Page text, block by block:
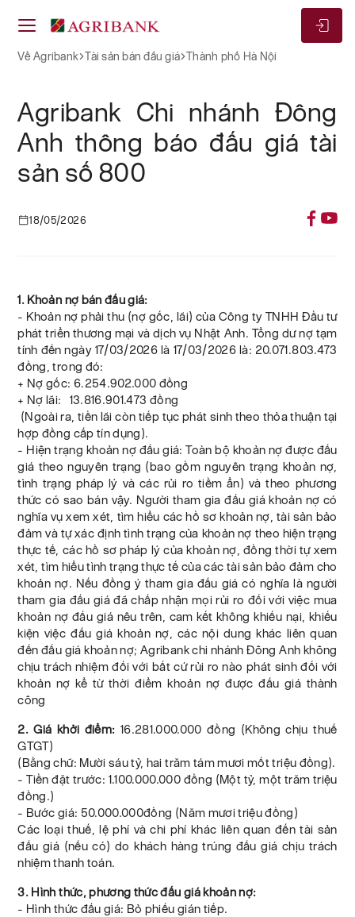
Về Agribank Tài sản bán đấu giá Thành phố Hà Nội
Agribank Chi nhánh Đông
Anh thông báo đấu giá tài
sản số 800
18/05/2026
1. Khoản nợ bán đấu giá:
- Khoản nợ phải thu (nợ gốc, lãi) của Công ty TNHH Đầu tư
phát triển thương mại và dịch vụ Nhật Anh. Tổng dư nợ tạm
tính đến ngày 17/03/2026 là 17/03/2026 là: 20.071.803.473
đồng, trong đó:
+ Nợ gốc: 6.254.902.000 đồng
+ Nợ lãi: 13.816.901.473 đồng
(Ngoài ra, tiền lãi còn tiếp tục phát sinh theo thỏa thuận tại
hợp đồng cấp tín dụng).
- Hiện trạng khoản nợ đấu giá: Toàn bộ khoản nợ được đấu
giá theo nguyên trạng (bao gồm nguyên trạng khoản nợ,
tình trạng pháp lý và các rủi ro tiềm ẩn) và theo phương
thức có sao bán vậy. Người tham gia đấu giá khoản nợ có
nghĩa vụ xem xét, tìm hiểu các hồ sơ khoản nợ, tài sản bảo
đảm và tự xác định tình trạng của khoản nợ theo hiện trạng
thực tế, các hồ sơ pháp lý của khoản nợ, đồng thời tự xem
xét, tìm hiểu tình trạng thực tế của các tài sản bảo đảm cho
khoản nợ. Nếu đồng ý tham gia đấu giá có nghĩa là người
tham gia đấu giá đã chấp nhận mọi rủi ro đối với việc mua
khoản nợ đấu giá nêu trên, cam kết không khiếu nại, khiếu
kiện việc đấu giá khoản nợ, các nội dung khác liên quan
đến đấu giá khoản nợ; Agribank chi nhánh Đông Anh không
chịu trách nhiệm đối với bất cứ rủi ro nào phát sinh đối với
khoản nợ kể từ thời điểm khoản nợ được đấu giá thành
công
2. Giá khởi điểm: 16.281.000.000 đồng (Không chịu thuế
GTGT)
(Bằng chữ: Mười sáu tỷ, hai trăm tám mươi mốt triệu đồng).
- Tiền đặt trước: 1.100.000.000 đồng (Một tỷ, một trăm triệu
đồng.)
- Bước giá: 50.000.000đồng (Năm mươi triệu đồng)
Các loại thuế, lệ phí và chi phí khác liên quan đến tài sản
đấu giá (nếu có) do khách hàng trúng đấu giá chịu trách
nhiệm thanh toán.
3. Hình thức, phương thức đấu giá khoản nợ:
- Hình thức đấu giá: Bỏ phiếu gián tiếp.